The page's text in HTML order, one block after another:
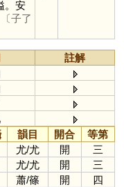
。安
〔子了
註解
韻目 開合
等第
尤/尤 開
三
尤/尤 開
三
蕭/篠 開
四